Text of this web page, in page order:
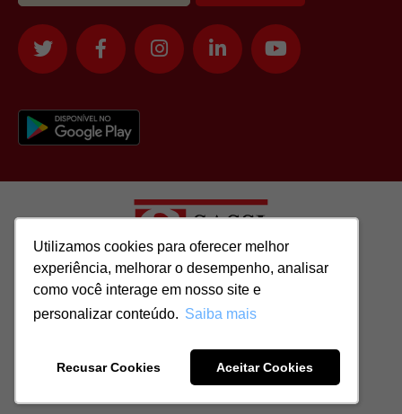
Utilizamos cookies para oferecer melhor
experiência, melhorar o desempenho, analisar
como você interage em nosso site e
personalizar conteúdo. Saiba mais
Recusar Cookies Aceitar Cookies
Utilizamos cookies para oferecer melhor
experiência, melhorar o desempenho, analisar
como você interage em nosso site e
personalizar conteúdo. Saiba mais
Recusar Cookies Aceitar Cookies
Todos os direitos reservados para: SASSI IMÓVEIS LTDA | CNPJ:
51.417.293/0001-48 | CRECI: J-04970/1